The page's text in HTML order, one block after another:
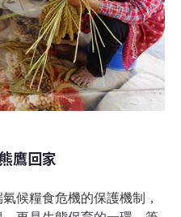
維護瀕危物種棲地的居
成果。而這次拍攝到黑熊
鷹回家
候糧食危機的保護機制，